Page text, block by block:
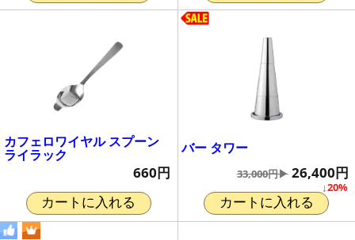
カフェロワイヤル スプーン
ライラック
660円
カートに入れる
バー タワー
↓20%
33,000円▶ 26,400円
カートに入れる